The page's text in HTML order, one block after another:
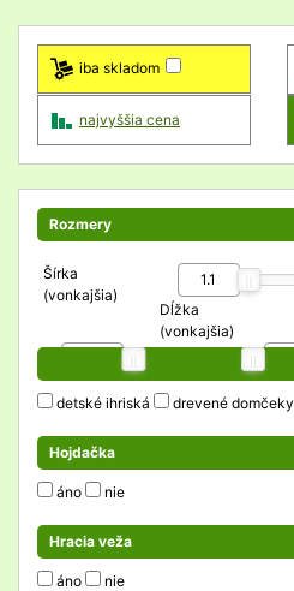
iba skladom
najvyššia cena
Rozmery
Šírka
(vonkajšia)
Dĺžka
(vonkajšia)
detské ihriská drevené domčeky
Hojdačka
áno nie
Hracia veža
áno nie